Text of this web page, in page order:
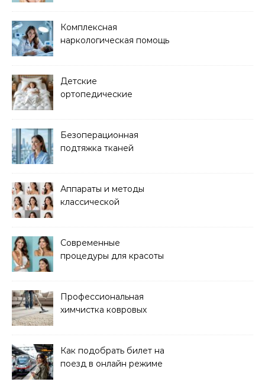
Комплексная
наркологическая помощь
Детские
ортопедические
Безоперационная
подтяжка тканей
Аппараты и методы
классической
Современные
процедуры для красоты
Профессиональная
химчистка ковровых
Как подобрать билет на
поезд в онлайн режиме